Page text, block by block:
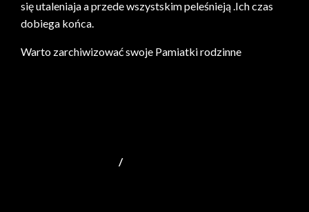
się utaleniaja a przede wszystskim peleśnieją .Ich czas
dobiega końca.
Warto zarchiwizować swoje Pamiatki rodzinne
/